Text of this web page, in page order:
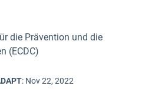
die Prävention und die
(ECDC)
: Nov 22, 2022